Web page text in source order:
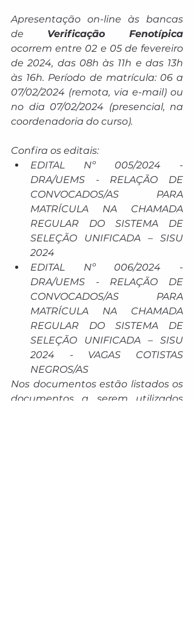
Apresentação on-line às bancas
de Verificação Fenotípica
ocorrem entre 02 e 05 de fevereiro
de 2024, das 08h às 11h e das 13h
às 16h. Período de matrícula: 06 a
07/02/2024 (remota, via e-mail) ou
no dia 07/02/2024 (presencial, na
coordenadoria do curso).
Confira os editais:
EDITAL Nº 005/2024 -
DRA/UEMS - RELAÇÃO DE
CONVOCADOS/AS PARA
MATRÍCULA NA CHAMADA
REGULAR DO SISTEMA DE
SELEÇÃO UNIFICADA – SISU
2024
EDITAL Nº 006/2024 -
DRA/UEMS - RELAÇÃO DE
CONVOCADOS/AS PARA
MATRÍCULA NA CHAMADA
REGULAR DO SISTEMA DE
SELEÇÃO UNIFICADA – SISU
2024 - VAGAS COTISTAS
NEGROS/AS
Nos documentos estão listados os
documentos a serem utilizados